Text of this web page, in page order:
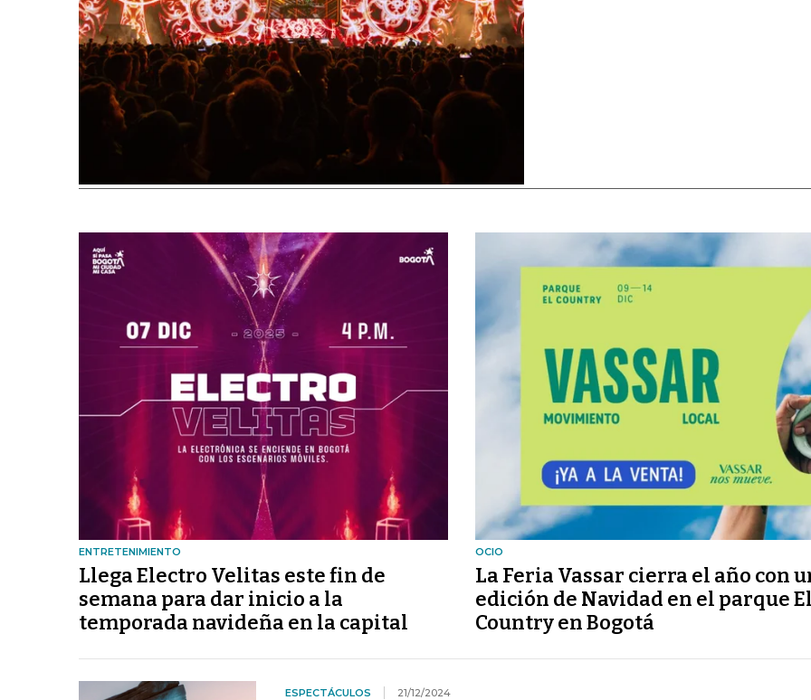
ENTRETENIMIENTO
Llega Electro Velitas este fin de
semana para dar inicio a la
temporada navideña en la capital
OCIO
La Feria Vassar cierra el año con
edición de Navidad en el parque
Country en Bogotá
ESPECTÁCULOS 21/12/2024